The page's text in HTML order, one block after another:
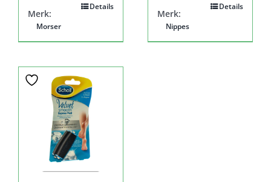
Details
Merk:
Morser
Details
Merk:
Nippes